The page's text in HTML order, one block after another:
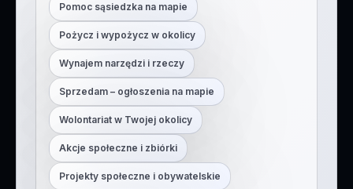
Pomoc sąsiedzka na mapie
Pożycz i wypożycz w okolicy
Wynajem narzędzi i rzeczy
Sprzedam – ogłoszenia na mapie
Wolontariat w Twojej okolicy
Akcje społeczne i zbiórki
Projekty społeczne i obywatelskie